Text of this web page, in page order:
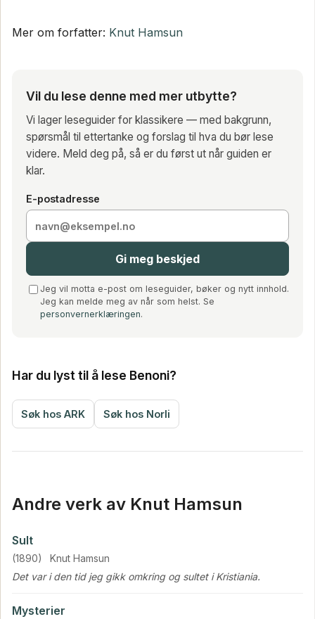
Mer om forfatter: Knut Hamsun
Vil du lese denne med mer utbytte?
Vi lager leseguider for klassikere — med bakgrunn,
spørsmål til ettertanke og forslag til hva du bør lese
videre. Meld deg på, så er du først ut når guiden er
klar.
E-postadresse
Gi meg beskjed
Jeg vil motta e-post om leseguider, bøker og nytt innhold.
Jeg kan melde meg av når som helst. Se
personvernerklæringen.
Har du lyst til å lese Benoni?
Søk hos ARK Søk hos Norli
Andre verk av Knut Hamsun
Sult
(1890)
Knut Hamsun
Det var i den tid jeg gikk omkring og sultet i Kristiania.
Mysterier